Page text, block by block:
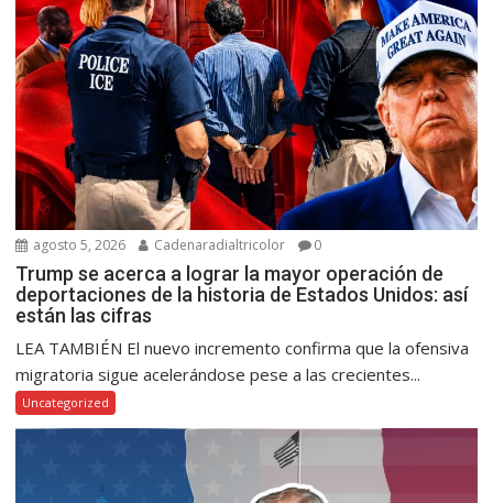
agosto 5, 2026 Cadenaradialtricolor 0
Trump se acerca a lograr la mayor operación de
deportaciones de la historia de Estados Unidos: así
están las cifras
LEA TAMBIÉN El nuevo incremento confirma que la ofensiva
migratoria sigue acelerándose pese a las crecientes...
Uncategorized